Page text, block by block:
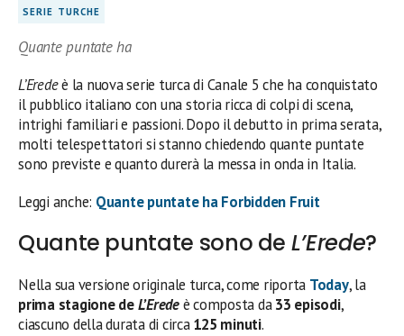
SERIE TURCHE
Quante puntate ha
L’Eredeè la nuova serie turca di Canale 5 che ha conquistato
il pubblico italiano con una storia ricca di colpi di scena,
intrighi familiari e passioni. Dopo il debutto in prima serata,
molti telespettatori si stanno chiedendo quante puntate
sono previste e quanto durerà la messa in onda in Italia.
Leggi anche: Quante puntate ha Forbidden Fruit
Quante puntate sono de L’Erede?
Nella sua versione originale turca, come riporta Today, la
prima stagione deL’Eredeè composta da33 episodi,
ciascuno della durata di circa125 minuti.